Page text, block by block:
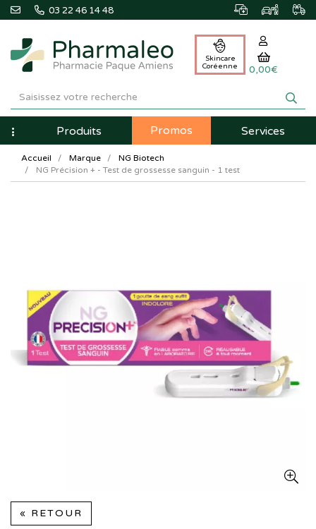
03 22 46 14 48
Pharmaleo
Pharmacie
Paque
Amiens
Skincare
Coréenne
0,00€
NavigationProduits Promos Services
Accueil Marque
NG Biotech
NG Précision + - Test de grossesse sanguin - 1 test
« RETOUR